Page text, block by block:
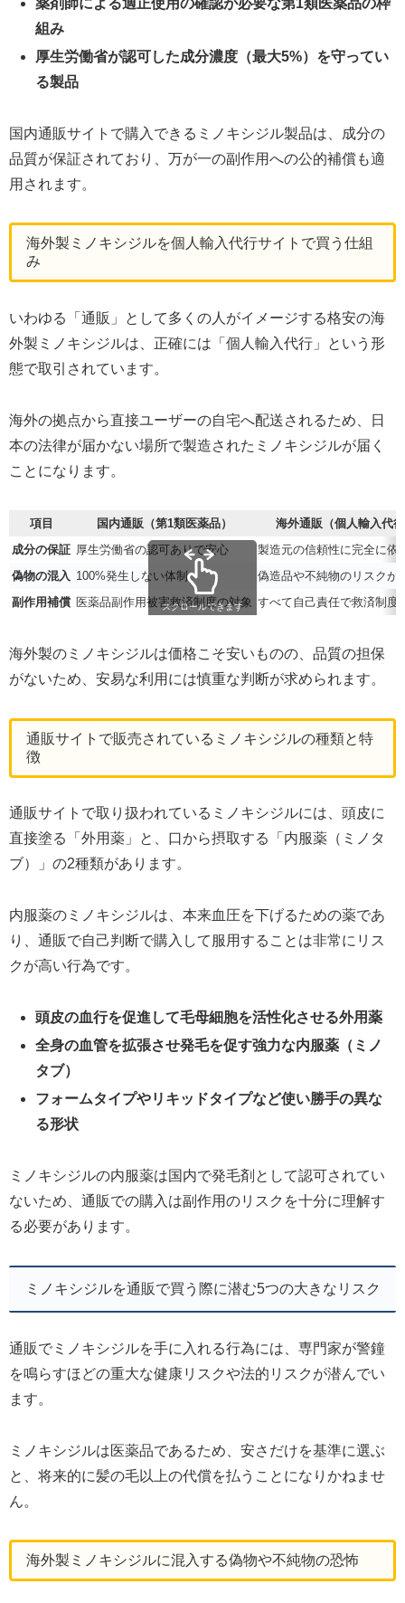
組み
厚生労働省が認可した成分濃度（最大5%）を守ってい
る製品
国内通販サイトで購入できるミノキシジル製品は、成分の
品質が保証されており、万が一の副作用への公的補償も適
用されます。
海外製ミノキシジルを個人輸入代行サイトで買う仕組
み
いわゆる「通販」として多くの人がイメージする格安の海
外製ミノキシジルは、正確には「個人輸入代行」という形
態で取引されています。
海外の拠点から直接ユーザーの自宅へ配送されるため、日
本の法律が届かない場所で製造されたミノキシジルが届く
ことになります。
項目 国内通販（第1類医薬品）
海外通販（個人輸入代
成分の保証 厚生労働省の認可ありで安心
製造元の信頼性に完全に依
偽物の混入 100%発生しない体制
偽造品や不純物のリスクが
副作用補償 医薬品副作用被害救済制度の対象 すべて自己責任で救済制度
スクロールできます
海外製のミノキシジルは価格こそ安いものの、品質の担保
がないため、安易な利用には慎重な判断が求められます。
通販サイトで販売されているミノキシジルの種類と特
徴
通販サイトで取り扱われているミノキシジルには、頭皮に
直接塗る「外用薬」と、口から摂取する「内服薬（ミノタ
ブ）」の2種類があります。
内服薬のミノキシジルは、本来血圧を下げるための薬であ
り、通販で自己判断で購入して服用することは非常にリス
クが高い行為です。
頭皮の血行を促進して毛母細胞を活性化させる外用薬
全身の血管を拡張させ発毛を促す強力な内服薬（ミノ
タブ）
フォームタイプやリキッドタイプなど使い勝手の異な
る形状
ミノキシジルの内服薬は国内で発毛剤として認可されてい
ないため、通販での購入は副作用のリスクを十分に理解す
る必要があります。
ミノキシジルを通販で買う際に潜む5つの大きなリスク
通販でミノキシジルを手に入れる行為には、専門家が警鐘
を鳴らすほどの重大な健康リスクや法的リスクが潜んでい
ます。
ミノキシジルは医薬品であるため、安さだけを基準に選ぶ
と、将来的に髪の毛以上の代償を払うことになりかねませ
ん。
海外製ミノキシジルに混入する偽物や不純物の恐怖